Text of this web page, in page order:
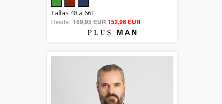
5.00
out of 5
Tallas 48 a 66T
Desde: 169,95 EUR152,96 EUR